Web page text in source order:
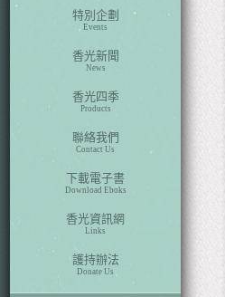
特別企劃
Events
香光新聞
News
香光四季
Products
聯絡我們
Contact Us
下載電子書
Download Eboks
香光資訊網
Links
護持辦法
Donate Us